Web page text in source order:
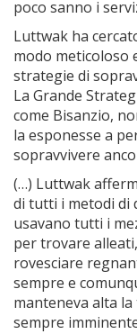
poco sanno i
Luttwak ha
modo meticoloso
strategie di
La Grande
come Bisanzio,
la esponesse a
sopravvivere
(…) Luttwak
di tutti i metodi di
usavano tutti i
per trovare
rovesciare
sempre e
manteneva alta
sempre